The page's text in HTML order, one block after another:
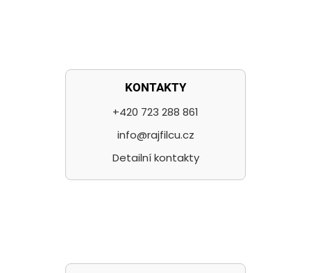
KONTAKTY
+420 723 288 861
info@rajfilcu.cz
Detailní kontakty